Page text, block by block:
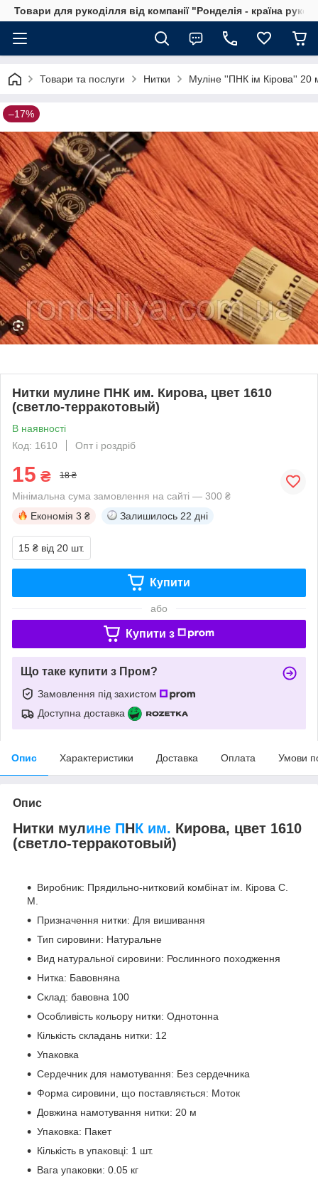
Товари для рукоділля від компанії "Ронделія - країна
Товари та послуги Нитки Муліне ''ПНК ім Кірова'' 20
–17%
Нитки мулине ПНК им. Кирова, цвет 1610
(светло-терракотовый)
В наявності
Код: 1610
Опт і роздріб
15 ₴ 18 ₴
Мінімальна сума замовлення на сайті — 300 ₴
Економія 3 ₴ Залишилось 22 дні
15 ₴ від 20 шт.
Купити
або
Купити з
Що таке купити з Пром?
Замовлення під захистом
Доступна доставка
Опис Характеристики Доставка Оплата Умови
Опис
Нитки мулине ПНК им. Кирова, цвет 1610
(светло-терракотовый)
Виробник: Прядильно-нитковий комбінат ім. Кірова С.
М.
Призначення нитки: Для вишивання
Тип сировини: Натуральне
Вид натуральної сировини: Рослинного походження
Нитка: Бавовняна
Склад: бавовна 100
Особливість кольору нитки: Однотонна
Кількість складань нитки: 12
Упаковка
Сердечник для намотування: Без сердечника
Форма сировини, що поставляється: Моток
Довжина намотування нитки: 20 м
Упаковка: Пакет
Кількість в упаковці: 1 шт.
Вага упаковки: 0.05 кг